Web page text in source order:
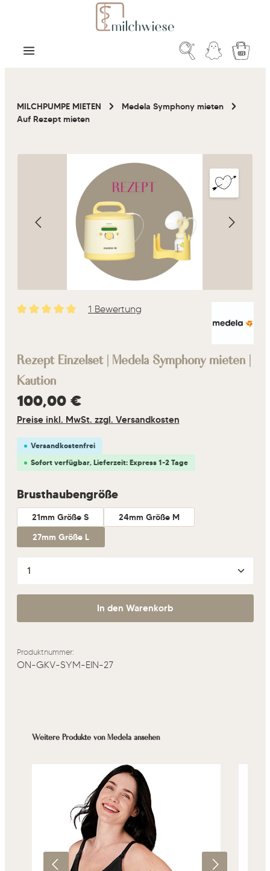
Zum Hauptinhalt springen
MILCHPUMPE MIETEN
Medela Symphony mieten
Auf Rezept mieten
Bildergalerie überspringen
Durchschnittliche Bewertung von 5 von 5 Sternen
1 Bewertung
Rezept Einzelset | Medela Symphony mieten |
Kaution
Regulärer Preis:
100,00 €
Preise inkl. MwSt. zzgl. Versandkosten
Versandkostenfrei
Sofort verfügbar, Lieferzeit: Express 1-2 Tage
Brusthaubengrößeauswählen
21mm Größe S
24mm Größe M
27mm Größe L
Produkt Anzahl: Gib den gewünschten Wert ein
In den Warenkorb
Produktnummer:
ON-GKV-SYM-EIN-27
Produktgalerie überspringen
Weitere Produkte von Medela ansehen